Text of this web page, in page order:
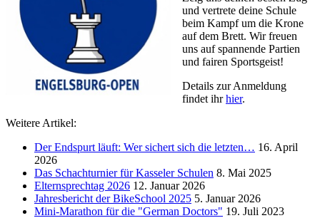
und vertrete deine Schule
beim Kampf um die Krone
auf dem Brett. Wir freuen
uns auf spannende Partien
und fairen Sportsgeist!
Details zur Anmeldung
findet ihrhier.
Weitere Artikel:
Der Endspurt läuft: Wer sichert sich die letzten… 16. April
2026
Das Schachturnier für Kasseler Schulen 8. Mai 2025
Elternsprechtag 2026 12. Januar 2026
Jahresbericht der BikeSchool 2025 5. Januar 2026
Mini-Marathon für die "German Doctors" 19. Juli 2023